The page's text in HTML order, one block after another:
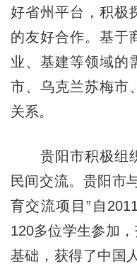
好省州平台，积极
的友好合作。基于
业、基建等领域的
市、乌克兰苏梅市
关系。
贵阳市积极组织
民间交流。贵阳市
育交流项目”自
120多位学生参加
基础，获得了中国